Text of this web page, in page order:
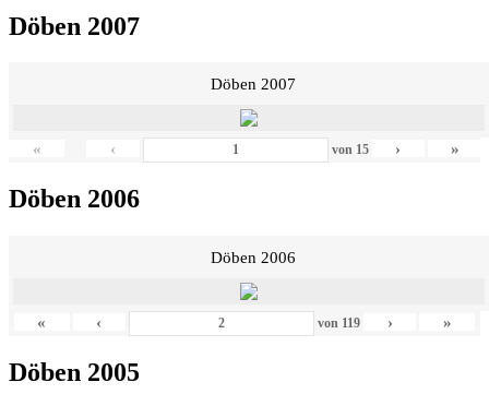
Döben 2007
Döben 2007
« ‹ von 15 › »
Döben 2006
Döben 2006
« ‹ von 119 › »
Döben 2005